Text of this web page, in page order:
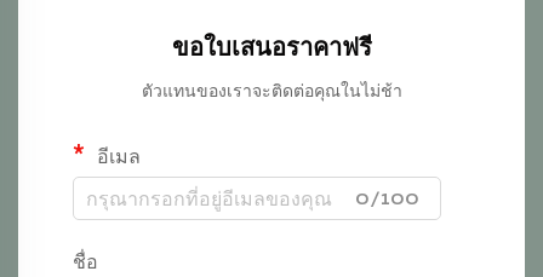
ขอใบเสนอราคาฟรี
ตัวแทนของเราจะติดต่อคุณในไม่ช้า
อีเมล
0/100
ชื่อ